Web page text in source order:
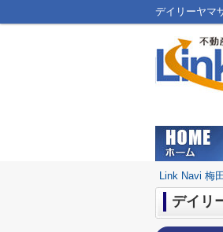
デイリーヤマ
Link Navi 梅
デイリ